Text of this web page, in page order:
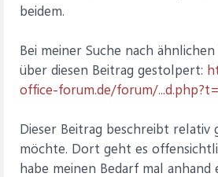
beidem.
Bei meiner Suche nach
über diesen Beitrag gestolpert:
office-forum.de/forum/
Dieser Beitrag beschreibt relativ
möchte. Dort geht es
habe meinen Bedarf mal anhand